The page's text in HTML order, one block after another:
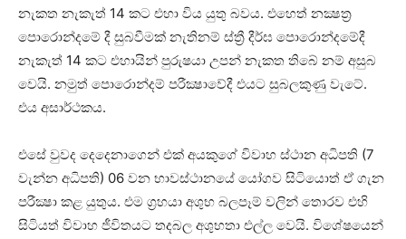
නැකත නැකැත් 14 කට එහා විය යුතු බවය. එහෙත් නක්‍ෂත්‍ර
පොරොන්දමේ දී සුබවීමක්‌ නැතිනම් ස්‌ත්‍රී දීර්ඝ පොරොන්දමේදී
නැකැත් 14 කට එහායින් පුරුෂයා උපන් නැකත තිබේ නම් අසුබ
වෙයි. නමුත් පොරොන්දම් පරීක්‍ෂාවේදී එයට සුබලකුණු වැටේ.
එය අසාර්ථකය.
එසේ වුවද දෙදෙනාගෙන් එක්‌ අයකුගේ විවාහ ස්‌ථාන අධිපති (7
වැන්න අධිපති) 06 වන භාවස්‌ථානයේ යෝගව සිටියොත් ඒ ගැන
පරීක්‍ෂා කළ යුතුය. එම ග්‍රහයා අශුභ බලපෑම් වලින් තොරව එහි
සිටියත් විවාහ ජීවිතයට තදබල අශුභතා එල්ල වෙයි. විශේෂයෙන්